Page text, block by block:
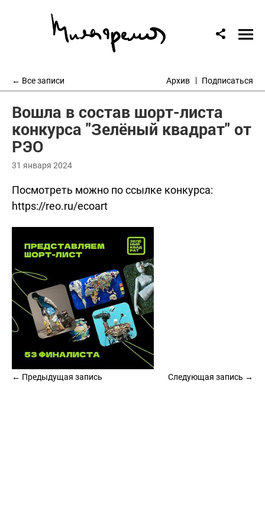
Архив Подписаться
← Все записи
Вошла в состав шорт-листа
конкурса "Зелёный квадрат" от
РЭО
31 января 2024
Посмотреть можно по ссылке конкурса:
https://reo.ru/ecoart
← Предыдущая запись Следующая запись →